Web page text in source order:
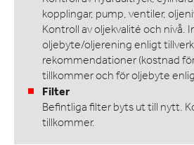
KONTAKTA OSS
kopplingar, pump, ventiler,
Kontroll av oljekvalité och nivå.
oljebyte/oljerening enligt
rekommendationer (kostnad
tillkommer och för oljebyte
Filter
Befintliga filter byts ut till nytt.
tillkommer.